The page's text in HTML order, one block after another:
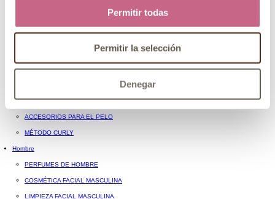
Permitir todas
Permitir la selección
Denegar
Cremas de peinado y leave-in
COLORACIÓN CAPILAR
Otras coloraciones y accesorios
PLANCHAS Y OTRAS HERRAMIENTAS
ACCESORIOS PARA EL PELO
MÉTODO CURLY
Hombre
PERFUMES DE HOMBRE
COSMÉTICA FACIAL MASCULINA
LIMPIEZA FACIAL MASCULINA